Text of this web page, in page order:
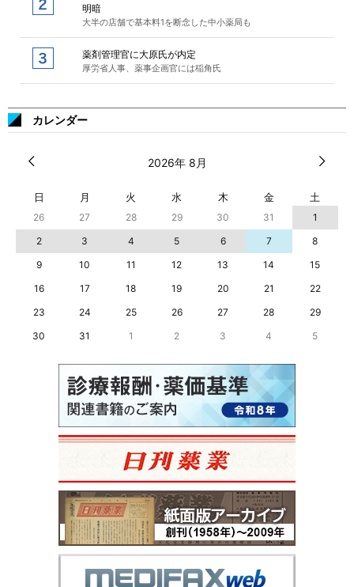
明暗
大半の店舗で基本料1を断念した中小薬局も
薬剤管理官に大原氏が内定
厚労省人事、薬事企画官には稲角氏
カレンダー
2026年 8月
日 月 火 水 木 金 土
26 27 28 29 30 31
1
2
3 4 5 6 7
8
9
10 11 12 13 14
15
16
17 18 19 20 21
22
23
24 25 26 27 28
29
30
31 1 2 3 4 5